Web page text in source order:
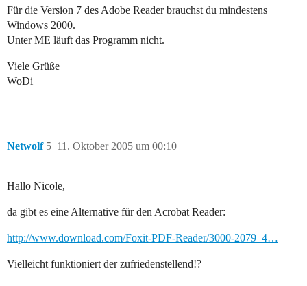
Für die Version 7 des Adobe Reader brauchst du mindestens
Windows 2000.
Unter ME läuft das Programm nicht.
Viele Grüße
WoDi
Netwolf 11. Oktober 2005 um 00:10
5
Hallo Nicole,
da gibt es eine Alternative für den Acrobat Reader:
http://www.download.com/Foxit-PDF-Reader/3000-2079_4…
Vielleicht funktioniert der zufriedenstellend!?